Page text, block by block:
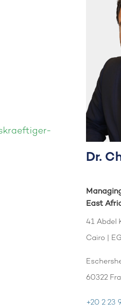
Dr.
East
41 Abdel
Cairo |
60322
+20 2 23